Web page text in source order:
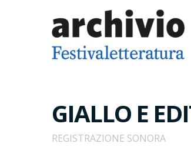
GIALLO E
REGISTRAZIONE SONORA